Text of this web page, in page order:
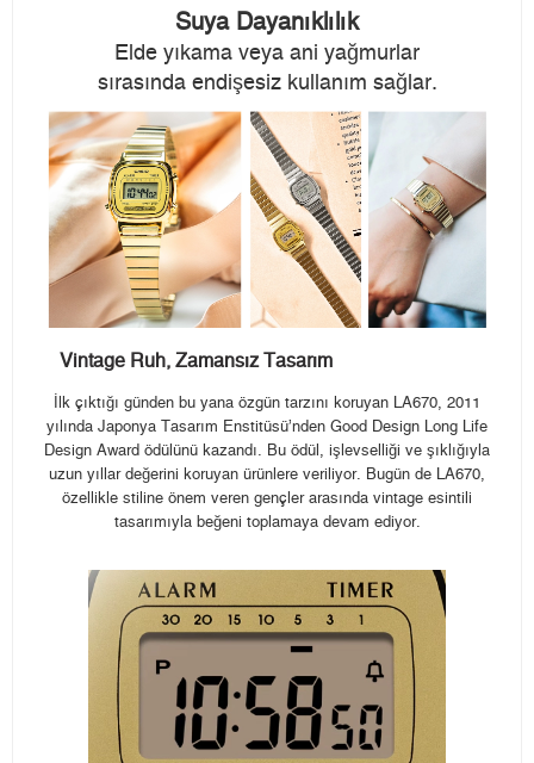
Suya Dayanıklılık
Elde yıkama veya ani yağmurlar
sırasında endişesiz kullanım sağlar.
Vintage Ruh, Zamansız Tasarım
İlk çıktığı günden bu yana özgün tarzını koruyan LA670, 2011
yılında Japonya Tasarım Enstitüsü’nden Good Design Long Life
Design Award ödülünü kazandı. Bu ödül, işlevselliği ve şıklığıyla
uzun yıllar değerini koruyan ürünlere veriliyor. Bugün de LA670,
özellikle stiline önem veren gençler arasında vintage esintili
tasarımıyla beğeni toplamaya devam ediyor.